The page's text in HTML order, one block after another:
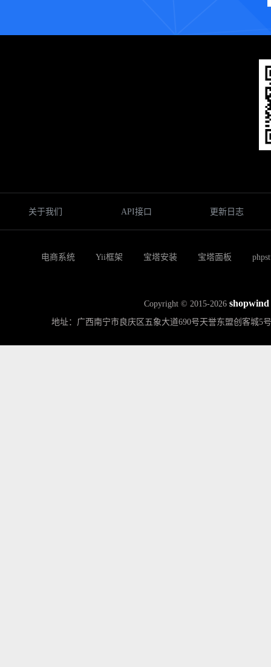
关于我们 API接口 更新日志
电商系统 Yii框架 宝塔安装 宝塔面板
Copyright © 2015-2026 shopwind
地址：广西南宁市良庆区五象大道690号天誉东盟创客城5